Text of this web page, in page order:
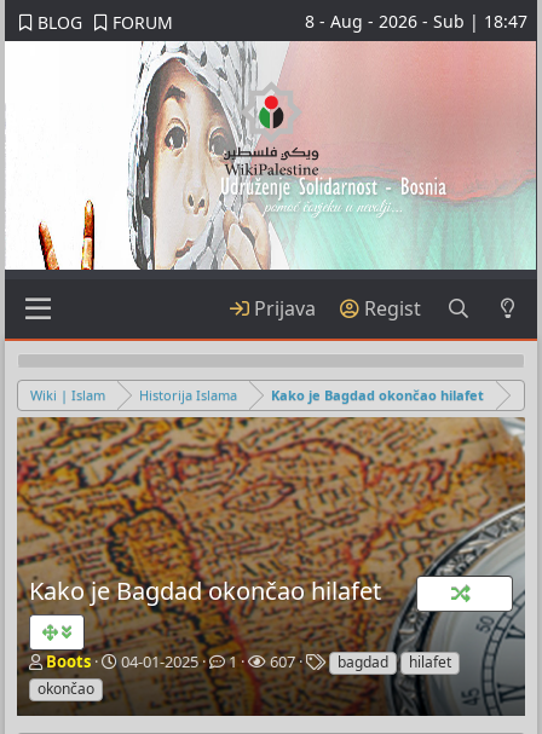
BLOG FORUM 8 - Aug - 2026 - Sub | 18:47
Prijava Regist
Wiki | Islam Historija Islama Kako je Bagdad okončao hilafet
Kako je Bagdad okončao hilafet
P
o
k
Boots
P
o
04-01-2025
O
d
g
1
P
r
e
607
O
z
n
bagdad
hilafet
okončao